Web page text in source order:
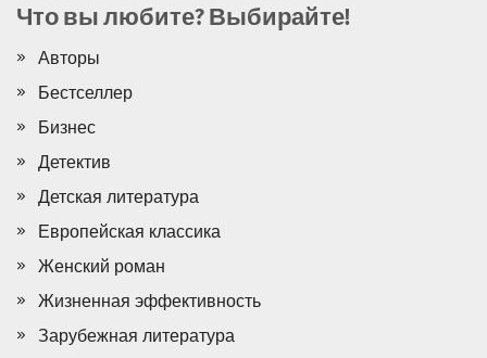
Что вы любите? Выбирайте!
Авторы
Бестселлер
Бизнес
Детектив
Детская литература
Европейская классика
Женский роман
Жизненная эффективность
Зарубежная литература